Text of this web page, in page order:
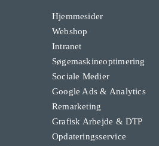
Hjemmesider
Webshop
Intranet
Søgemaskineoptimering
Sociale Medier
Google Ads & Analytics
Remarketing
Grafisk Arbejde & DTP
Opdateringsservice